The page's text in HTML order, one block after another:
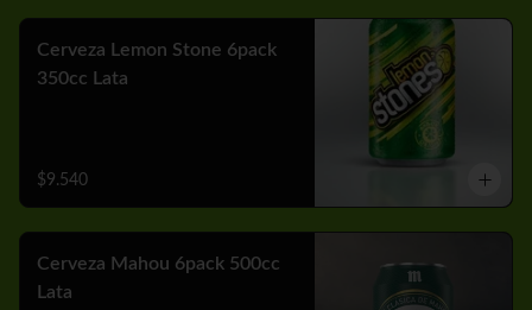
Cerveza Lemon Stone 6pack
350cc Lata
$9.540
Cerveza Mahou 6pack 500cc
Lata